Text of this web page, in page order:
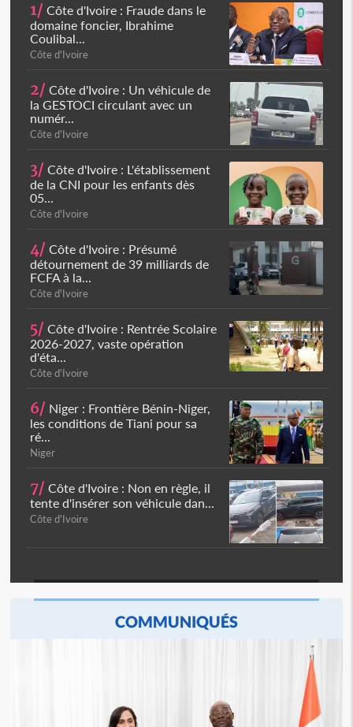
1/ Côte d'Ivoire : Fraude dans le
domaine foncier, Ibrahime
Coulibal...
Côte d'Ivoire
2/ Côte d'Ivoire : Un véhicule de
la GESTOCI circulant avec un
numér...
Côte d'Ivoire
3/ Côte d'Ivoire : L'établissement
de la CNI pour les enfants dès
05...
Côte d'Ivoire
4/ Côte d'Ivoire : Présumé
détournement de 39 milliards de
FCFA à la...
Côte d'Ivoire
5/ Côte d'Ivoire : Rentrée Scolaire
2026-2027, vaste opération
d'éta...
Côte d'Ivoire
6/ Niger : Frontière Bénin-Niger,
les conditions de Tiani pour sa
ré...
Niger
7/ Côte d'Ivoire : Non en règle, il
tente d'insérer son véhicule dan...
Côte d'Ivoire
COMMUNIQUÉS